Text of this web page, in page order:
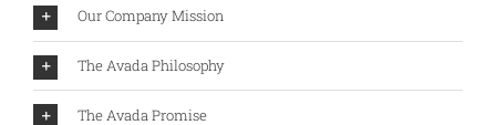
Our Company Mission
The Avada Philosophy
The Avada Promise